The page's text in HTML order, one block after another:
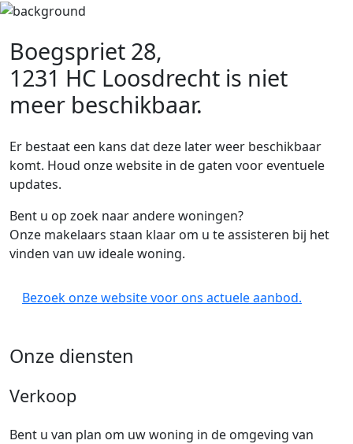
Boegspriet 28,
1231 HC Loosdrecht is niet
meer beschikbaar.
Er bestaat een kans dat deze later weer beschikbaar
komt. Houd onze website in de gaten voor eventuele
updates.
Bent u op zoek naar andere woningen?
Onze makelaars staan klaar om u te assisteren bij het
vinden van uw ideale woning.
Bezoek onze website voor ons actuele aanbod.
Onze diensten
Verkoop
Bent u van plan om uw woning in de omgeving van